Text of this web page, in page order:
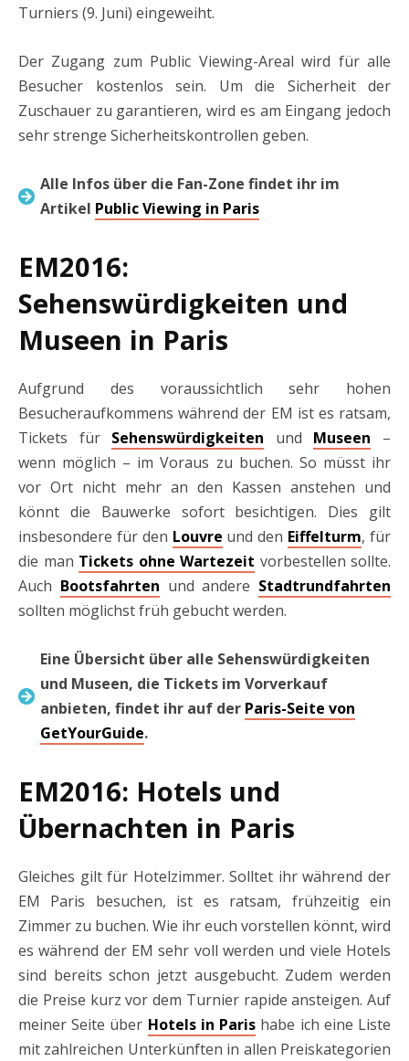
Turniers (9. Juni) eingeweiht.
Der Zugang zum Public Viewing-Areal wird für alle
Besucher kostenlos sein. Um die Sicherheit der
Zuschauer zu garantieren, wird es am Eingang jedoch
sehr strenge Sicherheitskontrollen geben.
Alle Infos über die Fan-Zone findet ihr im
Artikel Public Viewing in Paris
EM2016:
Sehenswürdigkeiten und
Museen in Paris
Aufgrund des voraussichtlich sehr hohen
Besucheraufkommens während der EM ist es ratsam,
Tickets für Sehenswürdigkeiten und Museen –
wenn möglich – im Voraus zu buchen. So müsst ihr
vor Ort nicht mehr an den Kassen anstehen und
könnt die Bauwerke sofort besichtigen. Dies gilt
insbesondere für den Louvre und den Eiffelturm, für
die man Tickets ohne Wartezeit vorbestellen sollte.
Auch Bootsfahrten und andere Stadtrundfahrten
sollten möglichst früh gebucht werden.
Eine Übersicht über alle Sehenswürdigkeiten
und Museen, die Tickets im Vorverkauf
anbieten, findet ihr auf der Paris-Seite von
GetYourGuide.
EM2016: Hotels und
Übernachten in Paris
Gleiches gilt für Hotelzimmer. Solltet ihr während der
EM Paris besuchen, ist es ratsam, frühzeitig ein
Zimmer zu buchen. Wie ihr euch vorstellen könnt, wird
es während der EM sehr voll werden und viele Hotels
sind bereits schon jetzt ausgebucht. Zudem werden
die Preise kurz vor dem Turnier rapide ansteigen. Auf
meiner Seite über Hotels in Paris habe ich eine Liste
mit zahlreichen Unterkünften in allen Preiskategorien